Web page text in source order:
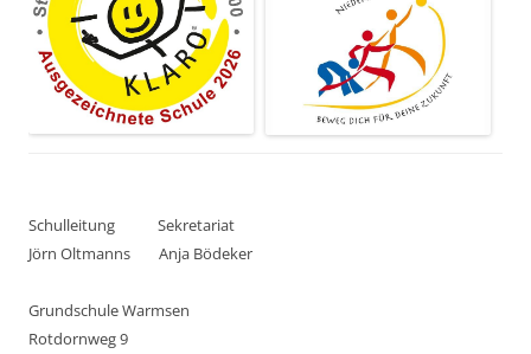
Schulleitung Sekretariat
Jörn Oltmanns Anja Bödeker
Grundschule Warmsen
Rotdornweg 9